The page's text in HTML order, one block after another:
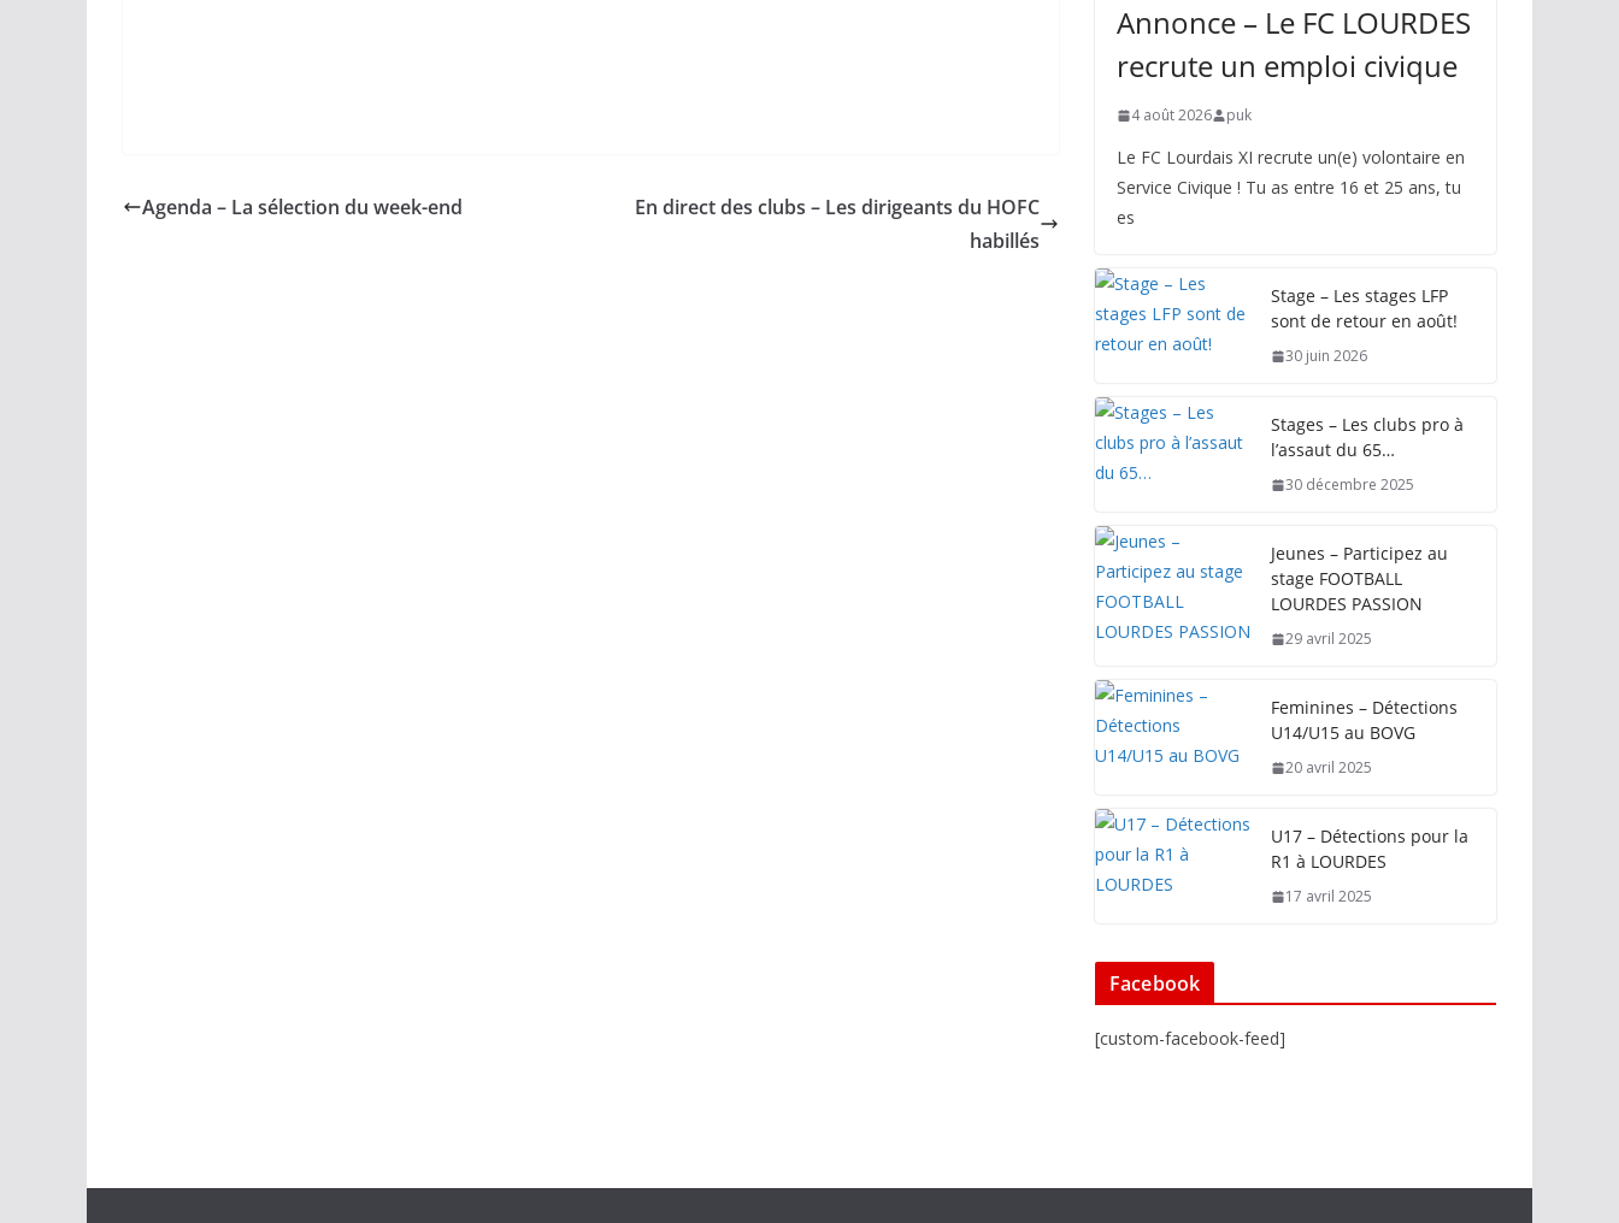
Agenda – La sélection du week-end
En direct des clubs – Les dirigeants du HOFC
habillés
Annonce – Le FC LOURDES
recrute un emploi civique
4 août 2026 puk
Le FC Lourdais XI recrute un(e) volontaire en
Service Civique ! Tu as entre 16 et 25 ans, tu
es
Stage – Les stages LFP
sont de retour en août!
30 juin 2026
Stages – Les clubs pro à
l’assaut du 65…
30 décembre 2025
Jeunes – Participez au
stage FOOTBALL
LOURDES PASSION
29 avril 2025
Feminines – Détections
U14/U15 au BOVG
20 avril 2025
U17 – Détections pour la
R1 à LOURDES
17 avril 2025
Facebook
[custom-facebook-feed]